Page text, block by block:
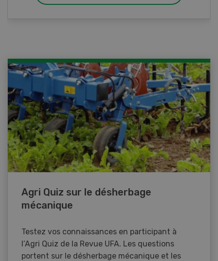
Agri Quiz sur le désherbage
mécanique
Testez vos connaissances en participant à
l’Agri Quiz de la Revue UFA. Les questions
portent sur le désherbage mécanique et les